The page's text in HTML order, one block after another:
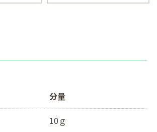
分量
10ｇ